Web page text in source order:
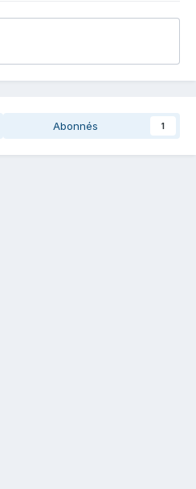
Abonnés 1